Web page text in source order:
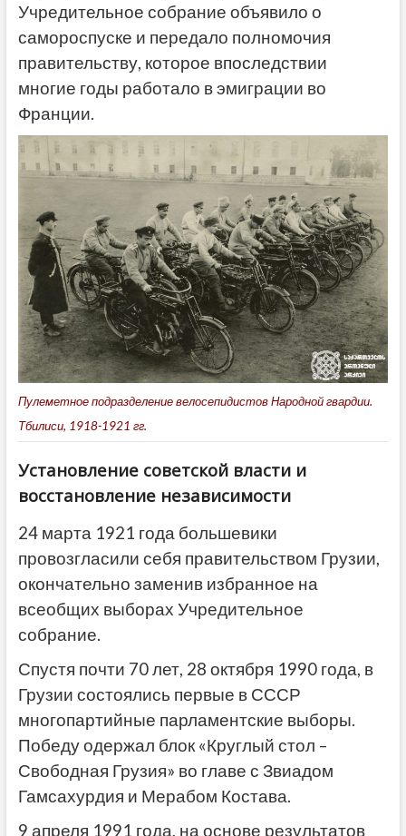
Учредительное собрание объявило о
самороспуске и передало полномочия
правительству, которое впоследствии
многие годы работало в эмиграции во
Франции.
Пулеметное подразделение велосепидистов Народной гвардии.
Тбилиси, 1918-1921 гг.
Установление советской власти и
восстановление независимости
24 марта 1921 года большевики
провозгласили себя правительством Грузии,
окончательно заменив избранное на
всеобщих выборах Учредительное
собрание.
Спустя почти 70 лет, 28 октября 1990 года, в
Грузии состоялись первые в СССР
многопартийные парламентские выборы.
Победу одержал блок «Круглый стол –
Свободная Грузия» во главе с Звиадом
Гамсахурдия и Мерабом Костава.
9 апреля 1991 года, на основе результатов